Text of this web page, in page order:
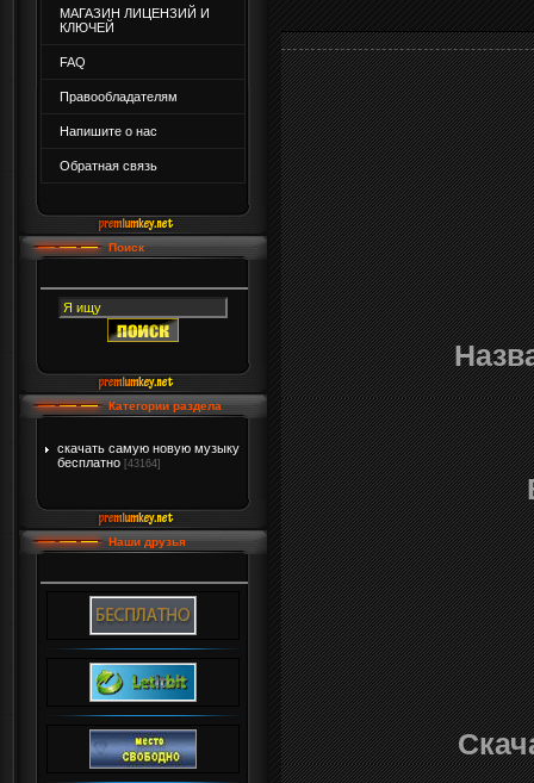
МАГАЗИН ЛИЦЕНЗИЙ И
КЛЮЧЕЙ
FAQ
Правообладателям
Напишите о нас
Обратная связь
Поиск
Категории раздела
скачать самую новую музыку
бесплатно [43164]
Наши друзья